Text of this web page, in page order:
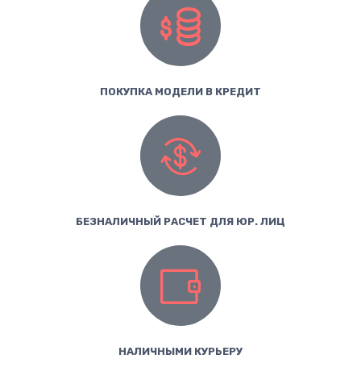
ПОКУПКА МОДЕЛИ В КРЕДИТ
БЕЗНАЛИЧНЫЙ РАСЧЕТ ДЛЯ ЮР. ЛИЦ
НАЛИЧНЫМИ КУРЬЕРУ